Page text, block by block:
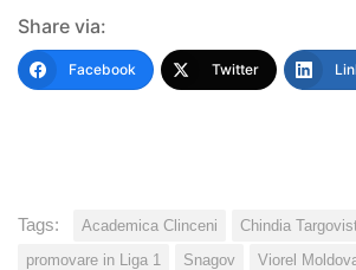
Share via:
Facebook Twitter
Tags: Academica Clinceni
Chindia
promovare in Liga 1
Snagov Viorel